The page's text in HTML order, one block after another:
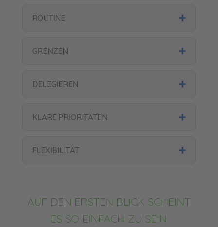
ROUTINE
GRENZEN
DELEGIEREN
KLARE PRIORITÄTEN
FLEXIBILITÄT
AUF DEN ERSTEN BLICK SCHEINT
ES SO EINFACH ZU SEIN